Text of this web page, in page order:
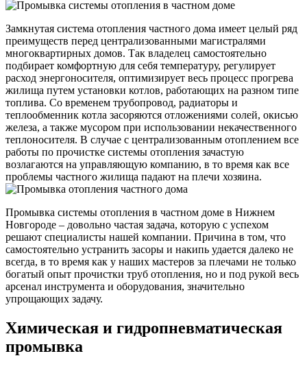
Замкнутая система отопления частного дома имеет целый ряд
преимуществ перед централизованными магистралями
многоквартирных домов. Так владелец самостоятельно
подбирает комфортную для себя температуру, регулирует
расход энергоносителя, оптимизирует весь процесс прогрева
жилища путем установки котлов, работающих на разном типе
топлива. Со временем трубопровод, радиаторы и
теплообменник котла засоряются отложениями солей, окисью
железа, а также мусором при использовании некачественного
теплоносителя. В случае с централизованным отоплением все
работы по прочистке системы отопления зачастую
возлагаются на управляющую компанию, в то время как все
проблемы частного жилища падают на плечи хозяина.
Промывка системы отопления в частном доме в Нижнем
Новгороде – довольно частая задача, которую с успехом
решают специалисты нашей компании. Причина в том, что
самостоятельно устранить засоры и накипь удается далеко не
всегда, в то время как у наших мастеров за плечами не только
богатый опыт прочистки труб отопления, но и под рукой весь
арсенал инструмента и оборудования, значительно
упрощающих задачу.
Химическая и гидропневматическая
промывка